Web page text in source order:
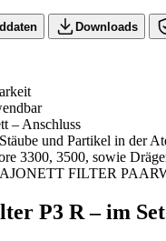
Downloads
– Anschluss
und Partikel in der
3300, 3500, sowie
FILTER
P3 R – im Set